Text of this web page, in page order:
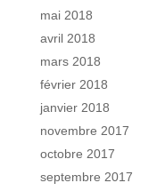
mai 2018
avril 2018
mars 2018
février 2018
janvier 2018
novembre 2017
octobre 2017
septembre 2017